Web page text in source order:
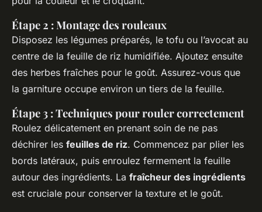
Étape 2 : Montage des rouleaux
Disposez les légumes préparés, le tofu ou l’avocat au
centre de la feuille de riz humidifiée. Ajoutez ensuite
des herbes fraîches pour le goût. Assurez-vous que
la garniture occupe environ un tiers de la feuille.
Étape 3 : Techniques pour rouler correctement
Roulez délicatement en prenant soin de ne pas
déchirer les feuilles de riz. Commencez par plier les
bords latéraux, puis enroulez fermement la feuille
autour des ingrédients. La fraîcheur des ingrédients
est cruciale pour conserver la texture et le goût.